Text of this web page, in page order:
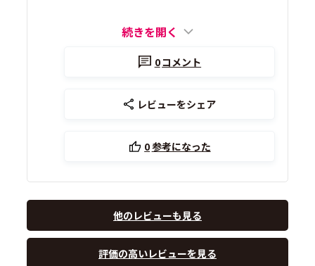
続きを開く
0コメント
レビューをシェア
0参考になった
他のレビューも見る
評価の高いレビューを見る